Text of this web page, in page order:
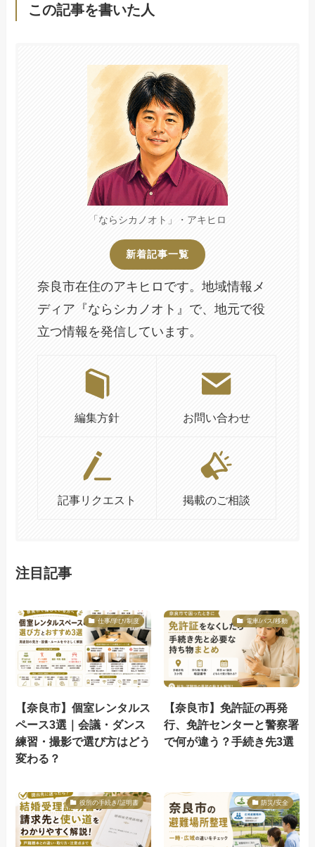
この記事を書いた人
「ならシカノオト」・アキヒロ
新着記事一覧
奈良市在住のアキヒロです。地域情報メ
ディア『ならシカノオト』で、地元で役
立つ情報を発信しています。
編集方針 お問い合わせ
記事リクエスト 掲載のご相談
注目記事
仕事/学び/制度
【奈良市】個室レンタルス
ペース3選｜会議・ダンス
練習・撮影で選び方はどう
変わる？
電車/バス/移動
【奈良市】免許証の再発
行、免許センターと警察署
で何が違う？手続き先3選
役所の手続き/証明書 防災/安全